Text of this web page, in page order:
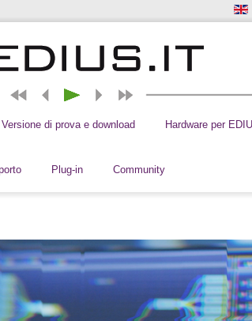
Versione di prova e download Hardware per
Plug-in Community